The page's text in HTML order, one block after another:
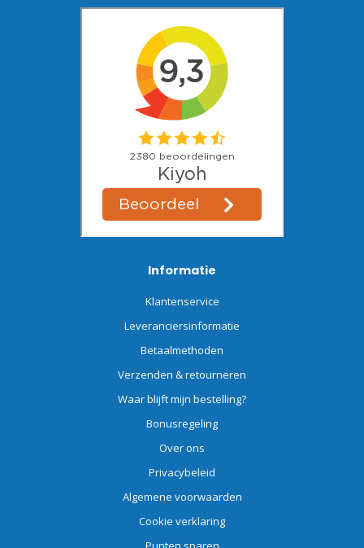
Informatie
Klantenservice
Leveranciersinformatie
Betaalmethoden
Verzenden & retourneren
Waar blijft mijn bestelling?
Bonusregeling
Over ons
Privacybeleid
Algemene voorwaarden
Cookie verklaring